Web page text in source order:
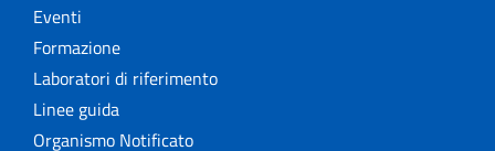
Eventi
Formazione
Laboratori di riferimento
Linee guida
Organismo Notificato